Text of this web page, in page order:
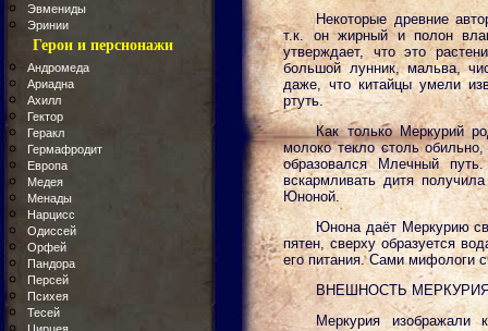
Эвмениды
Эринии
Герои и перснонажи
Андромеда
Ариадна
Ахилл
Гектор
Геракл
Гермафродит
Европа
Медея
Менады
Нарцисс
Одиссей
Орфей
Пандора
Персей
Психея
Тесей
Некоторые древние
т.к. он жирный и полон
утверждает, что это
большой лунник, мальва,
даже, что китайцы умели
ртуть.
Как только Меркурий
молоко текло столь
образовался Млечный
вскармливать дитя
Юноной.
Юнона даёт Меркурию
пятен, сверху образуется
его питания. Сами мифологи
ВНЕШНОСТЬ
Меркурия изображали